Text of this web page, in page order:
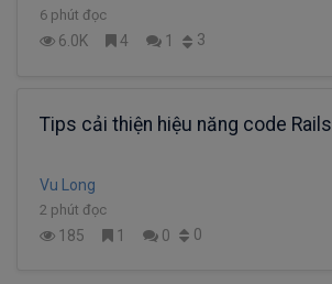
6 phút đọc
6.0K 4 1 3
Tips cải thiện hiệu năng code Rails
Vu Long
2 phút đọc
185 1 0 0